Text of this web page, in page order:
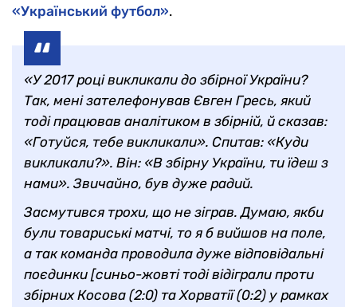
«Український футбол».
«У 2017 році викликали до збірної України?
Так, мені зателефонував Євген Гресь, який
тоді працював аналітиком в збірній, й сказав:
«Готуйся, тебе викликали». Спитав: «Куди
викликали?». Він: «В збірну України, ти їдеш з
нами». Звичайно, був дуже радий.
Засмутився трохи, що не зіграв. Думаю, якби
були товариські матчі, то я б вийшов на поле,
а так команда проводила дуже відповідальні
поєдинки [синьо-жовті тоді відіграли проти
збірних Косова (2:0) та Хорватії (0:2) у рамках